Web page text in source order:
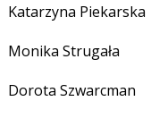
Katarzyna Piekarska
Monika Strugała
Dorota Szwarcman